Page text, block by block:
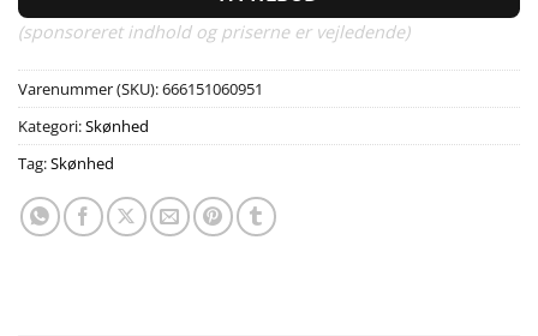
(sponsoreret indhold og priserne er vejledende)
Varenummer (SKU):666151060951
Kategori:Skønhed
Tag:Skønhed